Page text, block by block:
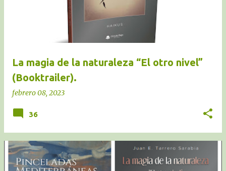
La magia de la naturaleza “El otro nivel”
(Booktrailer).
febrero 08, 2023
36